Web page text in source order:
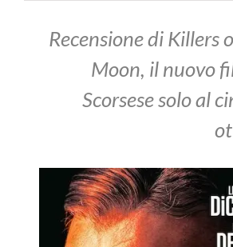
Recensione di Killers
Moon, il nuovo
Scorsese solo al